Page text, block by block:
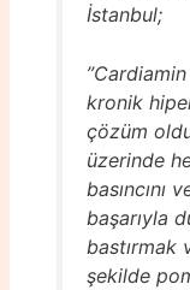
İstanbul;
kronik
çözüm
üzerinde
basıncını
başarıyla
bastırmak
şekilde